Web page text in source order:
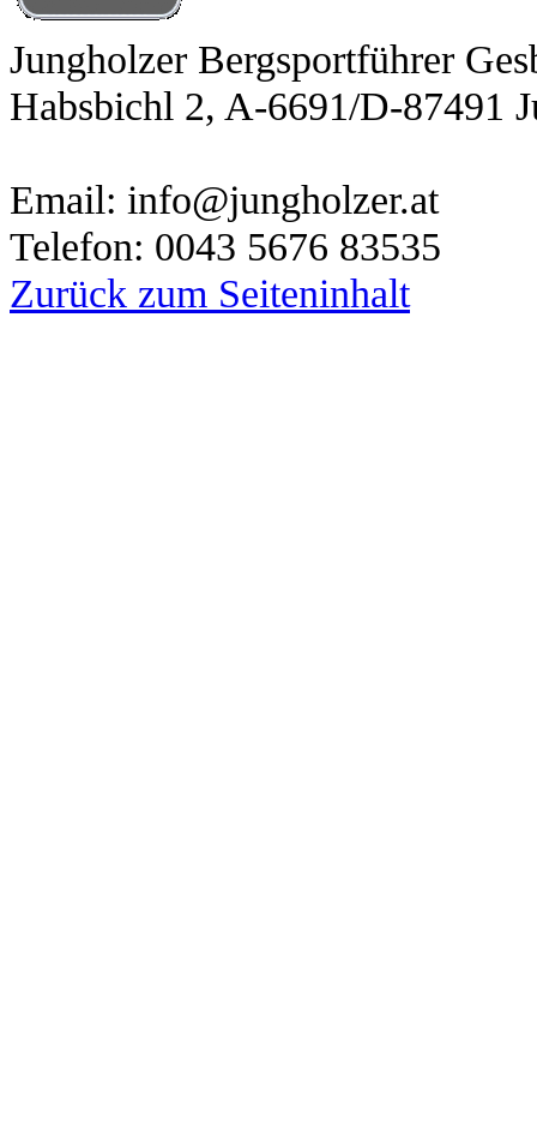
Jungholzer Bergsportführer
Habsbichl 2, A-6691/D-87491
Email: info@jungholzer.at
Telefon: 0043 5676 83535
Zurück zum Seiteninhalt